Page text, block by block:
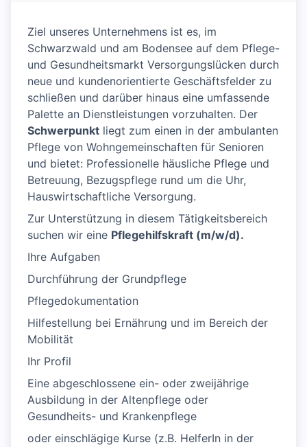
Ziel unseres Unternehmens ist es, im
Schwarzwald und am Bodensee auf dem Pflege-
und Gesundheitsmarkt Versorgungslücken durch
neue und kundenorientierte Geschäftsfelder zu
schließen und darüber hinaus eine umfassende
Palette an Dienstleistungen vorzuhalten. Der
Schwerpunkt liegt zum einen in der ambulanten
Pflege von Wohngemeinschaften für Senioren
und bietet: Professionelle häusliche Pflege und
Betreuung, Bezugspflege rund um die Uhr,
Hauswirtschaftliche Versorgung.
Zur Unterstützung in diesem Tätigkeitsbereich
suchen wir eine Pflegehilfskraft (m/w/d).
Ihre Aufgaben
Durchführung der Grundpflege
Pflegedokumentation
Hilfestellung bei Ernährung und im Bereich der
Mobilität
Ihr Profil
Eine abgeschlossene ein- oder zweijährige
Ausbildung in der Altenpflege oder
Gesundheits- und Krankenpflege
oder einschlägige Kurse (z.B. HelferIn in der